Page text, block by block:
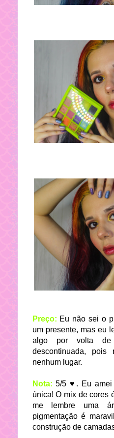
Preço: Eu não sei o
um presente, mas eu
algo por volta de
descontinuada,
nenhum lugar.
Nota: 5/5 ♥. Eu amei
única! O mix de cores
me lembre uma
pigmentação é
construção de